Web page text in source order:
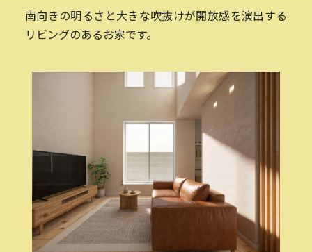
南向きの明るさと大きな吹抜けが開放感を演出する
リビングのあるお家です。